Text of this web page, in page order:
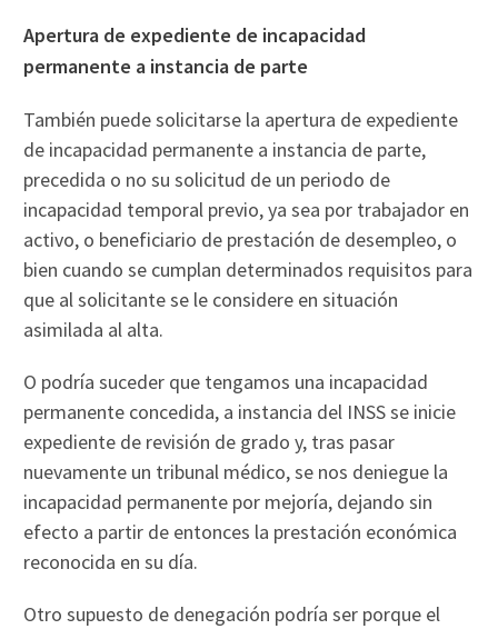
Apertura de expediente de incapacidad
permanente a instancia de parte
También puede solicitarse la apertura de expediente
de incapacidad permanente a instancia de parte,
precedida o no su solicitud de un periodo de
incapacidad temporal previo, ya sea por trabajador en
activo, o beneficiario de prestación de desempleo, o
bien cuando se cumplan determinados requisitos para
que al solicitante se le considere en situación
asimilada al alta.
O podría suceder que tengamos una incapacidad
permanente concedida, a instancia del INSS se inicie
expediente de revisión de grado y, tras pasar
nuevamente un tribunal médico, se nos deniegue la
incapacidad permanente por mejoría, dejando sin
efecto a partir de entonces la prestación económica
reconocida en su día.
Otro supuesto de denegación podría ser porque el